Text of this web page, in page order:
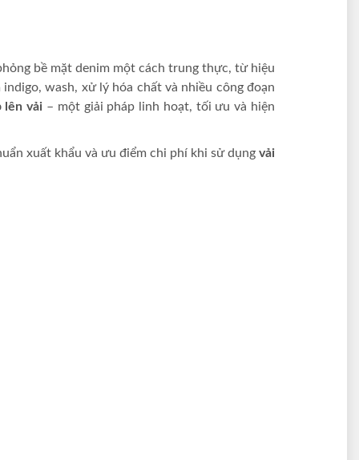
bề mặt denim một cách trung thực, từ hiệu
wash, xử lý hóa chất và nhiều công đoạn
lên vải – một giải pháp linh hoạt, tối ưu và hiện
xuất khẩu và ưu điểm chi phí khi sử dụng vải